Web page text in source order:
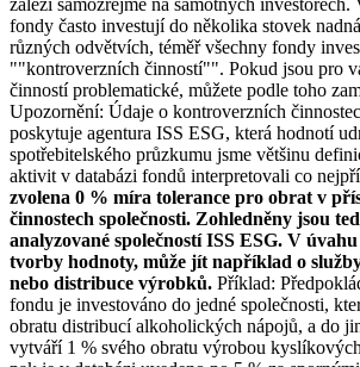
fondy často investují do několika stovek
různých odvětvích, téměř všechny fondy
""kontroverzních činností"". Pokud jsou pro
činností problematické, můžete podle toho
Upozornění: Údaje o kontroverzních
poskytuje agentura ISS ESG, která hodnotí
spotřebitelského průzkumu jsme většinu
aktivit v databázi fondů interpretovali co
zvolena 0 % míra tolerance pro obrat v
činnostech společnosti. Zohledněny jsou
analyzované společností ISS ESG. V
tvorby hodnoty, může jít například o
nebo distribuce výrobků. Příklad:
fondu je investováno do jedné společnosti,
obratu distribucí alkoholických nápojů, a do
vytváří 1 % svého obratu výrobou